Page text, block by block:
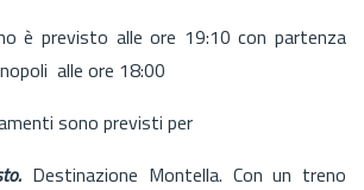
è previsto alle ore 19:10 con partenza
alle ore 18:00
sono previsti per
Destinazione Montella. Con un treno